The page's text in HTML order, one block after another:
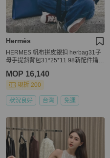
Hermès
HERMES 帆布拼皮銀扣 herbag31子
母手提斜背包31*25*11 98新配件鑰匙
MOP 16,140
現折 200
狀況良好 台灣 免運